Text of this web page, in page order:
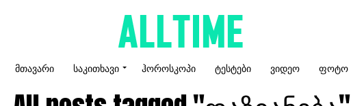
ᲛᲗᲐᲕᲐᲠᲘ ᲡᲐᲙᲘᲗᲮᲐᲕᲘ ᲰᲝᲠᲝᲡᲙᲝᲞᲘ ᲢᲔᲡᲢᲔᲑᲘ ᲕᲘᲓᲔᲝ ᲤᲝᲢᲝ